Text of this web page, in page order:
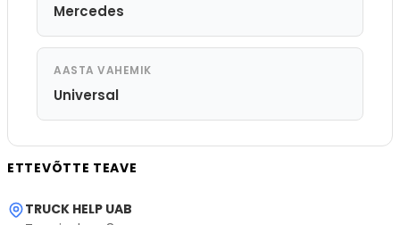
Mercedes
AASTA VAHEMIK
Universal
ETTEVÕTTE TEAVE
TRUCK HELP UAB